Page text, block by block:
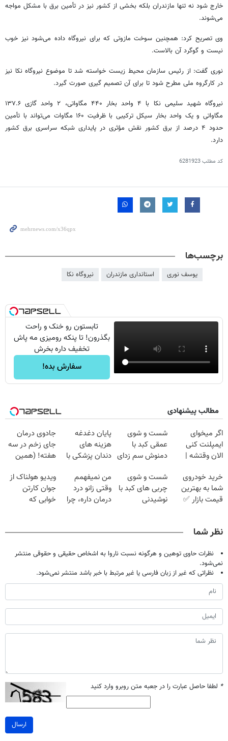
خارج شود نه تنها مازندران بلکه بخشی از کشور نیز در تأمین برق با مشکل مواجه
می‌شوند.
وی تصریح کرد: همچنین سوخت مازوتی که برای نیروگاه داده می‌شود نیز خوب
نیست و گوگرد آن بالاست.
نوری گفت: ازرئیس سازمان محیط زیست خواسته شد تا موضوع نیروگاه نکا نیز
در کارگروه ملی مطرح شود تا برای آن تصمیم گیری صورت گیرد.
نیروگاه شهید سلیمی نکا
با ۴ واحد بخار ۴۴۰ مگاواتی، ۲ واحد گازی ۱۳۷.۶
مگاواتی و یک واحد بخار سیکل ترکیبی با ظرفیت ۱۶۰ مگاوات می‌تواند با تأمین
حدود ۴ درصد از برق کشور نقش مؤثری در پایداری شبکه سراسری برق کشور
دارد.
کد مطلب6281923
برچسب‌ها
یوسف نوری استانداری مازندران نیروگاه نکا
تابستون رو خنک و راحت
بگذرون! تا پنکه رومیزی مه پاش
تخفیف داره بخرش
سفارش بده!
مطالب پیشنهادی
اگر میخوای
ایمپلنت کنی
الان وقتشه |
میلیون تومان!!!
شست و شوی
عمقی کبد با
دمنوش سم زدای
پایان دغدغه
هزینه های
دندان پزشکی با
خانگی
جادوی درمان
جای زخم در سه
هفته! (همین
صحبت کنید)
خرید خودروی
شما به بهترین
قیمت بازار ✅
شست و شوی
چربی های کبد با
نوشیدنی
من نمیفهمم
وقتی زانو درد
درمان داره، چرا
ویدیو هولناک از
جوان کارتن
خوابی که
نظر شما
نظرات حاوی توهین و هرگونه نسبت ناروا به اشخاص حقیقی و حقوقی منتشر
نمی‌شود.
نظراتی که غیر از زبان فارسی یا غیر مرتبط با خبر باشد منتشر نمی‌شود.
* لطفا حاصل عبارت را در جعبه متن روبرو وارد کنید
ارسال